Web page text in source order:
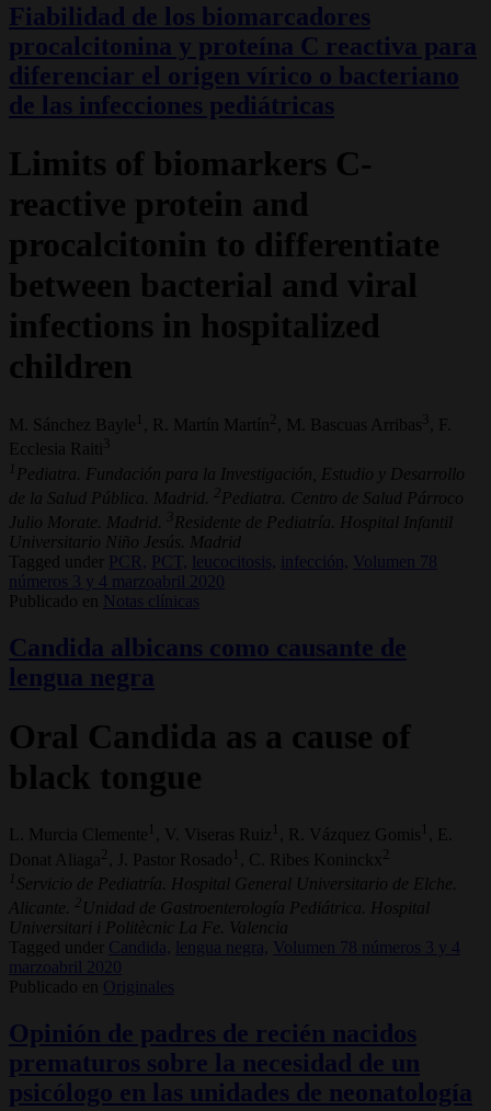
Fiabilidad de los biomarcadores
procalcitonina y proteína C reactiva para
diferenciar el origen vírico o bacteriano
de las infecciones pediátricas
Limits of biomarkers C-
reactive protein and
procalcitonin to differentiate
between bacterial and viral
infections in hospitalized
children
M. Sánchez Bayle 1 , R. Martín Martín , M. Bascuas Arribas 3
, F.
Ecclesia Raiti
3
1 Pediatra. Fundación para la Investigación, Estudio y Desarrollo
de la Salud Pública. Madrid.
2 Pediatra. Centro de Salud Párroco
Julio Morate. Madrid.
3 Residente de Pediatría. Hospital Infantil
Universitario Niño Jesús. Madrid
Tagged under
PCR, PCT, leucocitosis, infección,
Volumen 78
números 3 y 4 marzoabril 2020
Publicado en
Notas clínicas
Candida albicans como causante de
lengua negra
Oral Candida as a cause of
black tongue
L. Murcia Clemente 1 , V. Viseras Ruiz 1 , R. Vázquez Gomis 1
, E.
Donat Aliaga
, J. Pastor Rosado 1 , C. Ribes Koninckx
1 Servicio de Pediatría. Hospital General Universitario de Elche.
Alicante.
2 Unidad de Gastroenterología Pediátrica. Hospital
Universitari i Politècnic La Fe. Valencia
Tagged under
Candida, lengua negra,
Volumen 78 números 3 y 4
marzoabril 2020
Publicado en
Originales
Opinión de padres de recién nacidos
prematuros sobre la necesidad de un
psicólogo en las unidades de neonatología